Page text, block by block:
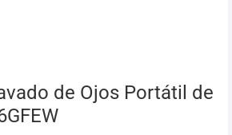
de Ojos Portátil de